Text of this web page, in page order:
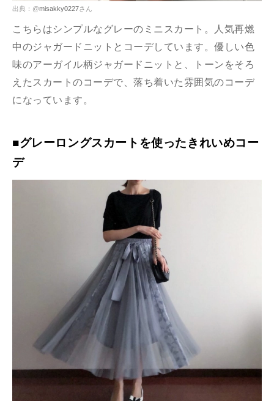
出典：@misakky0227さん
こちらはシンプルなグレーのミニスカート。人気再燃
中のジャガードニットとコーデしています。優しい色
味のアーガイル柄ジャガードニットと、トーンをそろ
えたスカートのコーデで、落ち着いた雰囲気のコーデ
になっています。
■グレーロングスカートを使ったきれいめコー
デ